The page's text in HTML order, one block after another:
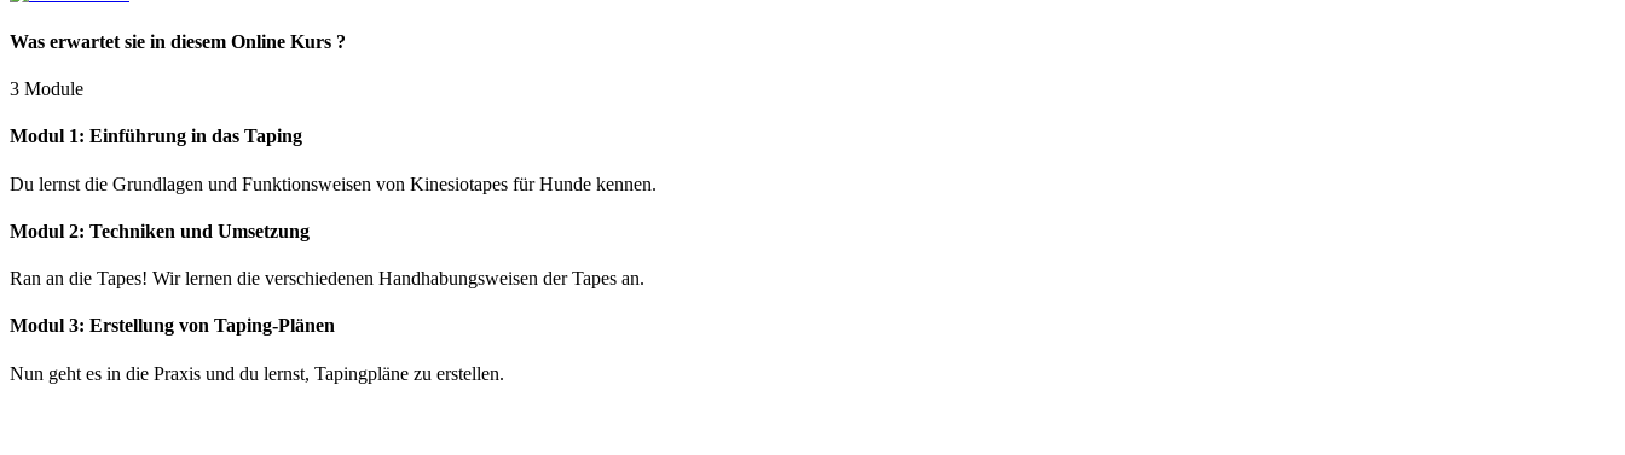
Was erwartet sie in diesem Online Kurs ?
3 Module
Modul 1: Einführung in das Taping
Du lernst die Grundlagen und Funktionsweisen von Kinesiotapes für Hunde kennen.
Modul 2: Techniken und Umsetzung
Ran an die Tapes! Wir lernen die verschiedenen Handhabungsweisen der Tapes an.
Modul 3: Erstellung von Taping-Plänen
Nun geht es in die Praxis und du lernst, Tapingpläne zu erstellen.